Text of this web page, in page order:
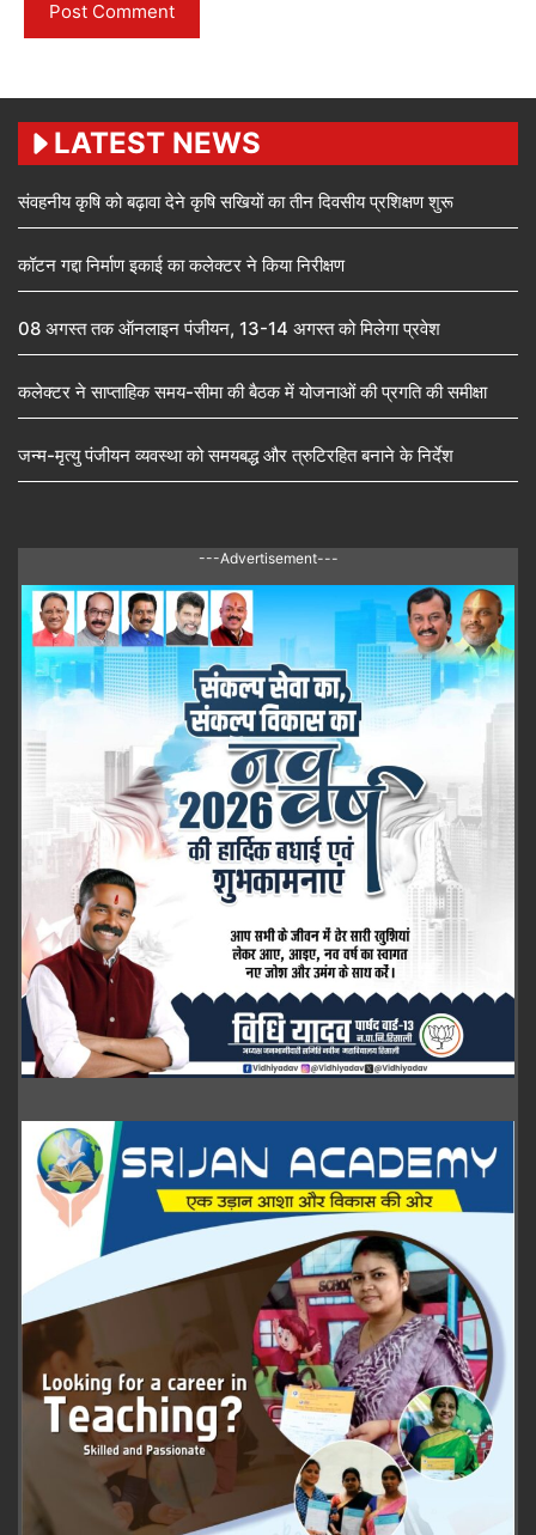
LATEST NEWS
संवहनीय कृषि को बढ़ावा देने कृषि सखियों का तीन दिवसीय प्रशिक्षण शुरू
कॉटन गद्दा निर्माण इकाई का कलेक्टर ने किया निरीक्षण
08 अगस्त तक ऑनलाइन पंजीयन, 13-14 अगस्त को मिलेगा प्रवेश
कलेक्टर ने साप्ताहिक समय-सीमा की बैठक में योजनाओं की प्रगति की समीक्षा
जन्म-मृत्यु पंजीयन व्यवस्था को समयबद्ध और त्रुटिरहित बनाने के निर्देश
---Advertisement---